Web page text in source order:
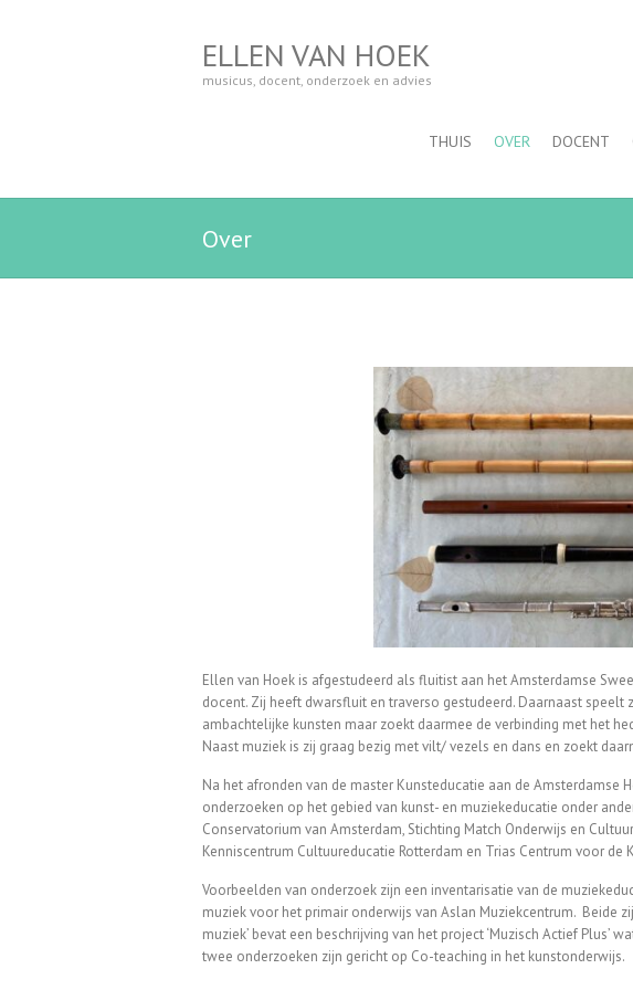
ELLEN VAN HOEK
musicus, docent, onderzoek en advies
THUIS OVER DOCENT
Over
Ellen van Hoek is afgestudeerd als fluitist aan het Amsterdamse
docent. Zij heeft dwarsfluit en traverso gestudeerd. Daarnaast
ambachtelijke kunsten maar zoekt daarmee de verbinding met het
Naast muziek is zij graag bezig met vilt/ vezels en dans en zoekt
Na het afronden van de master Kunsteducatie aan de
onderzoeken op het gebied van kunst- en muziekeducatie onder
Conservatorium van Amsterdam, Stichting Match Onderwijs en
Kenniscentrum Cultuureducatie Rotterdam en Trias Centrum voor de
Voorbeelden van onderzoek zijn een inventarisatie van de
muziek voor het primair onderwijs van Aslan Muziekcentrum. Beide
muziek’ bevat een beschrijving van het project ‘Muzisch Actief
twee onderzoeken zijn gericht op Co-teaching in het kunstonderwijs.